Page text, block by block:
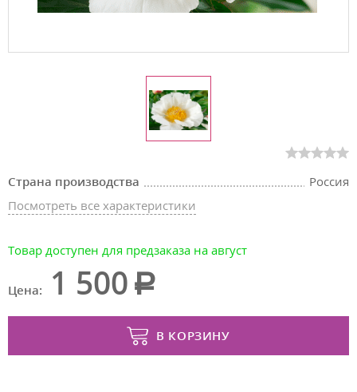
Страна производства
Россия
Посмотреть все характеристики
Товар доступен для предзаказа на август
Цена: 1 500
В КОРЗИНУ